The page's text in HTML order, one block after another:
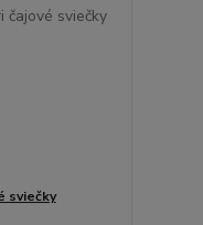
sviečky